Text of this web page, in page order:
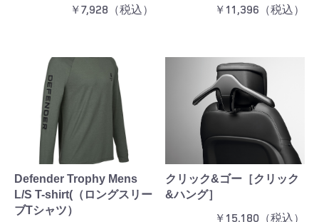
￥7,928（税込） ￥11,396（税込）
Defender Trophy Mens
L/S T-shirt(（ロングスリー
ブTシャツ）
クリック&ゴー［クリック
&ハング］
￥15,180（税込）